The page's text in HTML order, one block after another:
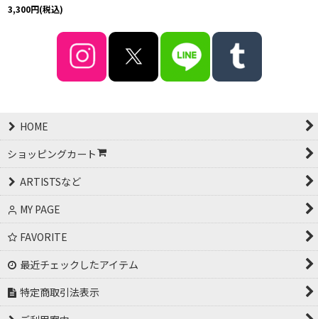
3,300円(税込)
HOME
ショッピングカート
ARTISTSなど
MY PAGE
FAVORITE
最近チェックしたアイテム
特定商取引法表示